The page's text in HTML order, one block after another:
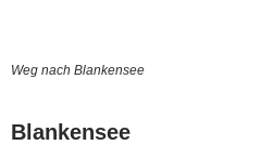
Weg nach Blankensee
Blankensee